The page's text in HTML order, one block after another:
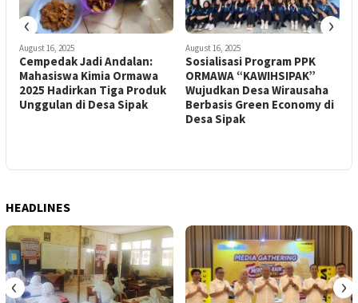
August 16, 2025
Cempedak Jadi Andalan:
Mahasiswa Kimia Ormawa
2025 Hadirkan Tiga Produk
Unggulan di Desa Sipak
August 16, 2025
Sosialisasi Program PPK
ORMAWA “KAWIHSIPAK”
Wujudkan Desa Wirausaha
Berbasis Green Economy di
Desa Sipak
‹ ›
HEADLINES
‹ ›